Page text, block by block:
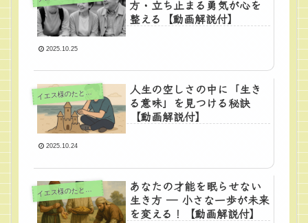
方・立ち止まる勇気が心を
整える【動画解説付】
2025.10.25
イ エス様のたとえ話シリーズ
人生の空しさの中に「生き
る意味」を見つける秘訣
【動画解説付】
2025.10.24
イ エス様のたとえ話シリーズ
あなたの才能を眠らせない
生き方 ― 小さな一歩が未来
を変える！【動画解説付】